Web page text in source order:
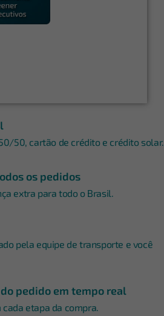
50, cartão de crédito e crédito solar.
os pedidos
extra para todo o Brasil.
pela equipe de transporte e você
pedido em tempo real
etapa da compra.